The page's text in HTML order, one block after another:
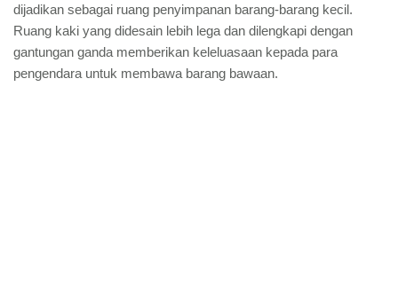
dijadikan sebagai ruang penyimpanan barang-barang kecil.
Ruang kaki yang didesain lebih lega dan dilengkapi dengan
gantungan ganda memberikan keleluasaan kepada para
pengendara untuk membawa barang bawaan.